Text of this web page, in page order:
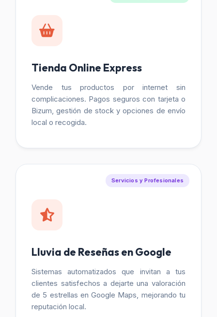
Tienda Online Express
Vende tus productos por internet sin
complicaciones. Pagos seguros con tarjeta o
Bizum, gestión de stock y opciones de envío
local o recogida.
Servicios y Profesionales
Lluvia de Reseñas en Google
Sistemas automatizados que invitan a tus
clientes satisfechos a dejarte una valoración
de 5 estrellas en Google Maps, mejorando tu
reputación local.